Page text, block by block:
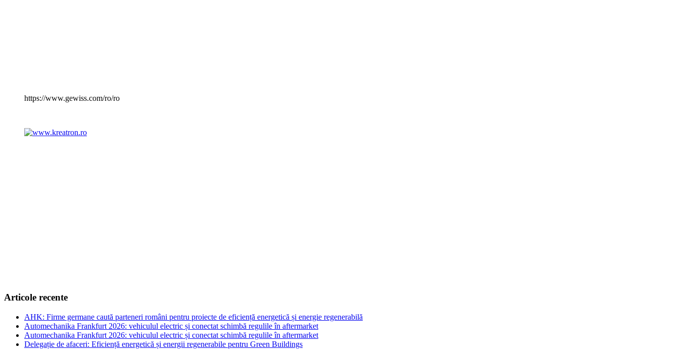
https://www.gewiss.com/ro/ro
Articole recente
AHK: Firme germane caută parteneri români pentru proiecte de eficiență energetică și energie regenerabilă
Automechanika Frankfurt 2026: vehiculul electric și conectat schimbă regulile în aftermarket
Automechanika Frankfurt 2026: vehiculul electric și conectat schimbă regulile în aftermarket
Delegație de afaceri: Eficiență energetică și energii regenerabile pentru Green Buildings